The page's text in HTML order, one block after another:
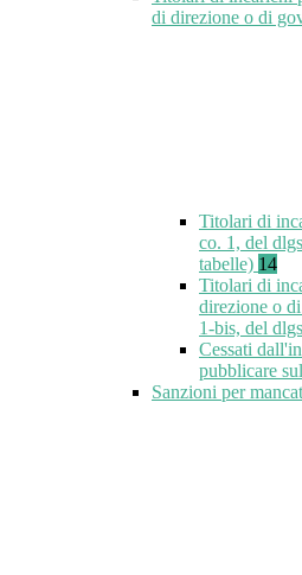
di direzione o di
Titolari di
co. 1, del
tabelle) 14
Titolari di
direzione o
1-bis, del
Cessati
pubblicare
Sanzioni per